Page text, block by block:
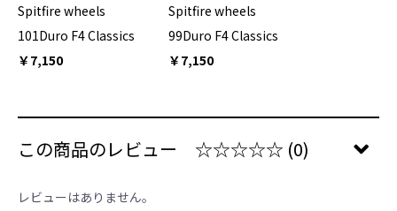
Spitfire wheels
101Duro F4 Classics
￥7,150
Spitfire wheels
99Duro F4 Classics
￥7,150
この商品のレビュー ☆☆☆☆☆ (0)
レビューはありません。